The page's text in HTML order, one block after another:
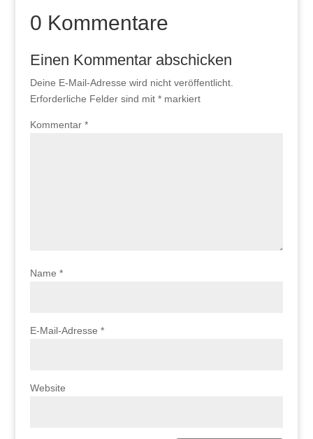
0 Kommentare
Einen Kommentar abschicken
Deine E-Mail-Adresse wird nicht veröffentlicht.
Erforderliche Felder sind mit *markiert
Kommentar *
Name *
E-Mail-Adresse *
Website